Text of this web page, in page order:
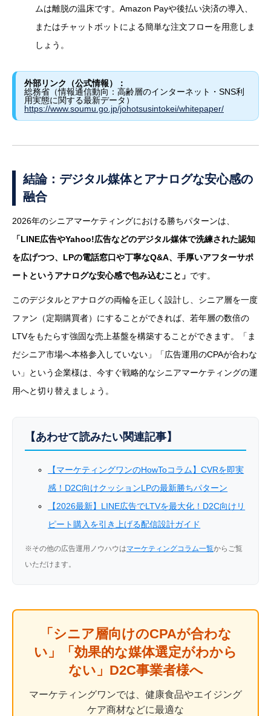
ムは離脱の温床です。Amazon Payや後払い決済の導入、
またはチャットボットによる簡単な注文フローを用意しま
しょう。
外部リンク（公式情報）：
総務省（情報通信動向：高齢層のインターネット・SNS利
用実態に関する最新データ）
https://www.soumu.go.jp/johotsusintokei/whitepaper/
結論：デジタル媒体とアナログな安心感の
融合
2026年のシニアマーケティングにおける勝ちパターンは、
「LINE広告やYahoo!広告などのデジタル媒体で洗練された認知
を広げつつ、LPの電話窓口や丁寧なQ&A、手厚いアフターサポ
ートというアナログな安心感で包み込むこと」 です。
このデジタルとアナログの両輪を正しく設計し、シニア層を一度
ファン（定期購買者）にすることができれば、若年層の数倍の
LTVをもたらす強固な売上基盤を構築することができます。「ま
だシニア市場へ本格参入していない」「広告運用のCPAが合わな
い」という企業様は、今すぐ戦略的なシニアマーケティングの運
用へと切り替えましょう。
【あわせて読みたい関連記事】
【マーケティングワンのHowToコラム】CVRを即実
感！D2C向けクッションLPの最新勝ちパターン
【2026最新】LINE広告でLTVを最大化！D2C向けリ
ピート購入を引き上げる配信設計ガイド
※その他の広告運用ノウハウはマーケティングコラム一覧からご覧
いただけます。
「シニア層向けのCPAが合わな
い」「効果的な媒体選定がわから
ない」D2C事業者様へ
マーケティングワンでは、健康食品やエイジング
ケア商材などに最適な